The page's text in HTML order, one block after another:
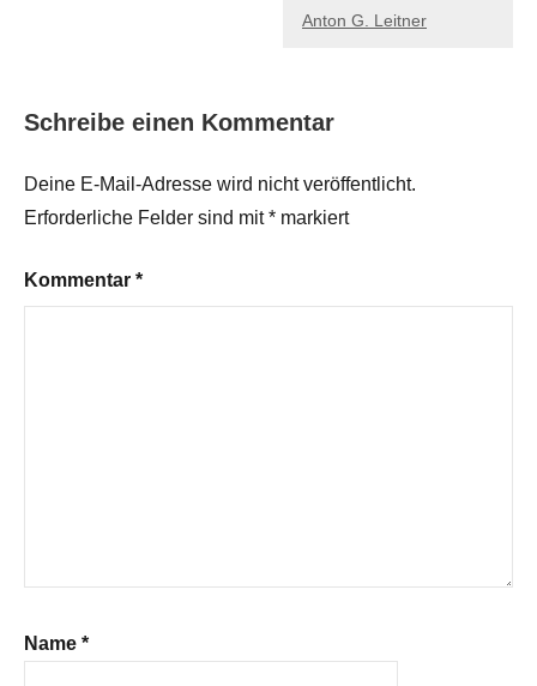
Anton G. Leitner
Schreibe einen Kommentar
Deine E-Mail-Adresse wird nicht veröffentlicht.
Erforderliche Felder sind mit* markiert
Kommentar *
Name *